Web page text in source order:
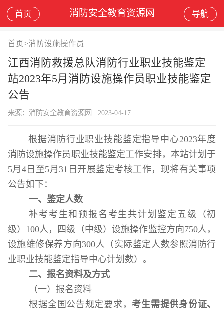
首页 消防安全教育资源网 导航
首页 >消防设施操作员
江西消防救援总队消防行业职业技能鉴定
站2023年5月消防设施操作员职业技能鉴定
公告
来源：消防安全教育资源网 2023-04-17
根据消防行业职业技能鉴定指导中心2023年度
消防设施操作员职业技能鉴定工作安排， 本站计划于
5月 4日至5月 31 日开展鉴定考核工作，现将有关事项
公告如下：
一、鉴定人数
补考考生和预报名考生共计划鉴定五级（初
级） 100人，四级（中级）设施操作监控方向750人，
设施维修保养方向300人（实际鉴定人数参照消防行
业职业技能鉴定指导中心计划数）。
二、报名资料及方式
（一）报名资料
根据全国公告规定要求，考生需提供身份证、